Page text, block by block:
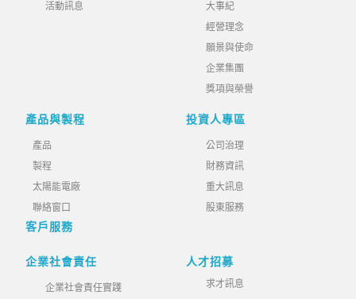
活動訊息
大事紀
經營理念
願景與使命
企業集團
獎項與榮譽
產品與製程
產品
製程
太陽能電廠
聯絡窗口
客戶服務
投資人專區
公司治理
財務資訊
重大訊息
股東服務
企業社會責任
企業社會責任實踐
人才招募
求才訊息